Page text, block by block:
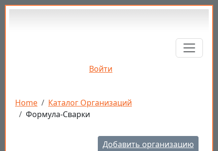
Перейти к основному содержанию
Войти
Строка навигации
Home
Каталог Организаций
Формула-Сварки
Добавить организацию